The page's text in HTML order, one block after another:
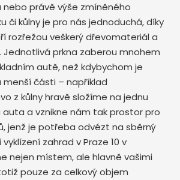
nebo právě výše zmíněného
či kůlny je pro nás jednoduchá, díky
rozřežou veškerý dřevomateriál a
Jednotlivá prkna zaberou mnohem
autě, než kdybychom je
menší části – například
z kůlny hravě složíme na jednu
a vznikne nám tak prostor pro
jenž je potřeba odvézt na sběrný
vyklízení zahrad v Praze 10 v
nejen místem, ale hlavně vašimi
pouze za celkový objem